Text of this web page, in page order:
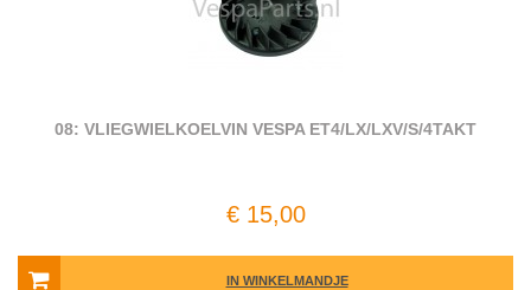
08: VLIEGWIELKOELVIN VESPA ET4/LX/LXV/S/4TAKT
€ 15,00
IN WINKELMANDJE